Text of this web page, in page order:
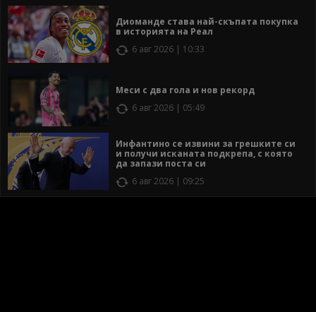
Диоманде става най-скъпата покупка
в историята на Реал
6 авг 2026 | 10:33
Меси с два гола и нов рекорд
6 авг 2026 | 05:49
Инфантино се извини за грешките си
и получи исканата подкрепа, с която
да запази поста си
6 авг 2026 | 09:25